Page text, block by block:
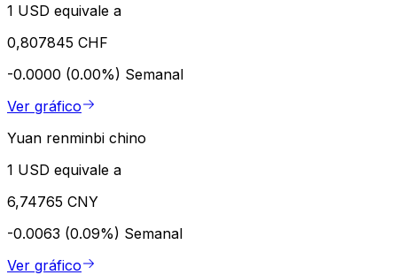
1 USD equivale a
0,807845 CHF
-0.0000 (0.00%) Semanal
Ver gráfico
Yuan renminbi chino
1 USD equivale a
6,74765 CNY
-0.0063 (0.09%) Semanal
Ver gráfico